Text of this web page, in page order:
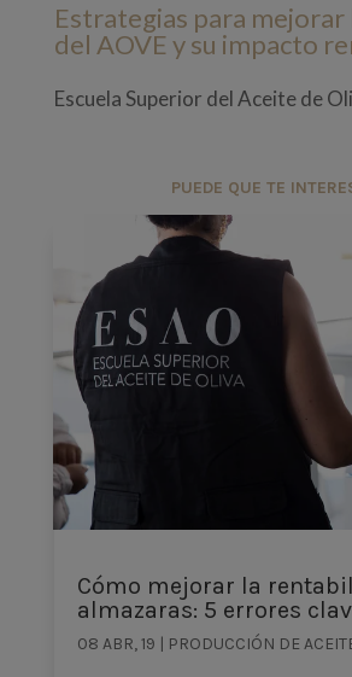
Estrategias para mejorar
del AOVE y su impacto
Escuela Superior del Aceite de
PUEDE QUE TE
Cómo mejorar la
almazaras: 5 errores
08 ABR, 19 | PRODUCCIÓN DE